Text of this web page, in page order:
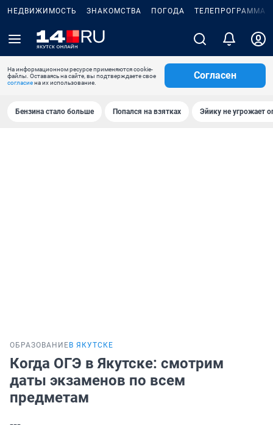
НЕДВИЖИМОСТЬ ЗНАКОМСТВА ПОГОДА ТЕЛЕПРОГРАММА
На информационном ресурсе применяются cookie-
файлы. Оставаясь на сайте, вы подтверждаете свое
согласиена их использование.
Согласен
Бензина стало больше Попался на взятках Эйику не угрожает
ОБРАЗОВАНИЕ В ЯКУТСКЕ
Когда ОГЭ в Якутске: смотрим
даты экзаменов по всем
предметам